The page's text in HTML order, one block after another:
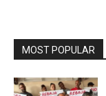
MOST POPULAR